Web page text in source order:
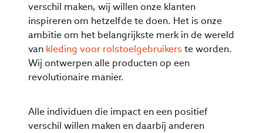
verschil maken, wij willen onze klanten
inspireren om hetzelfde te doen. Het is onze
ambitie om het belangrijkste merk in de wereld
van kleding voor rolstoelgebruikerste worden.
Wij ontwerpen alle producten op een
revolutionaire manier.
Alle individuen die impact en een positief
verschil willen maken en daarbij anderen